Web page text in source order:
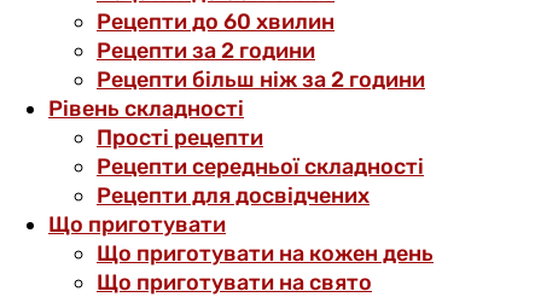
Рецепти до 60 хвилин
Рецепти за 2 години
Рецепти більш ніж за 2 години
Рівень складності
Прості рецепти
Рецепти середньої складності
Рецепти для досвідчених
Що приготувати
Що приготувати на кожен день
Що приготувати на свято